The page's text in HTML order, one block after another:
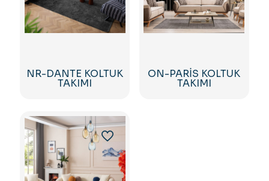
NR-DANTE KOLTUK
TAKIMI
ON-PARİS KOLTUK
TAKIMI